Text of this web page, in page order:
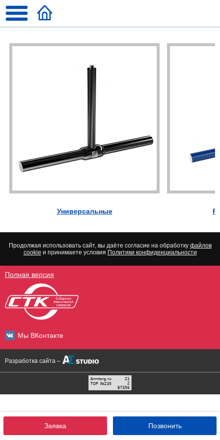
Универсальные
Продолжая использовать сайт, вы даёте согласие на обработку файлов
cookie и принимаете условия Политики конфиденциальности
Полная версия
Мы ВКонтакте
Разработка сайта –
Заявка Позвонить